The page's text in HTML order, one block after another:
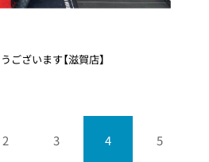
ございます【滋賀店】
2 3 4 5